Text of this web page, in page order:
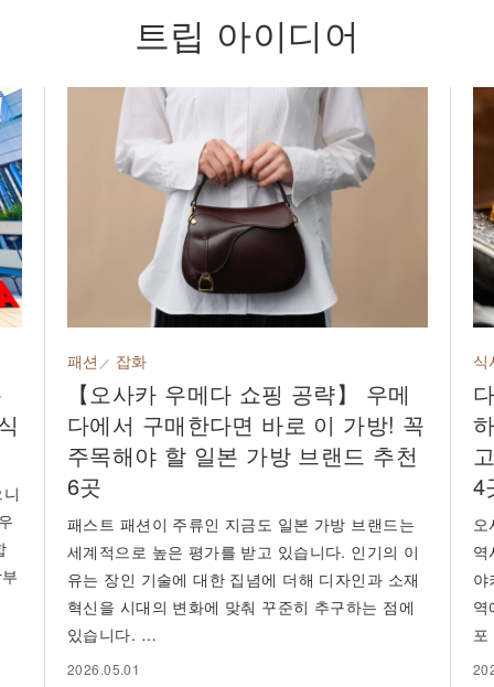
트립 아이디어
패션 잡화
【오사카 우메다 쇼핑 공략】 우메
다에서 구매한다면 바로 이 가방! 꼭
주목해야 할 일본 가방 브랜드 추천
6곳
패스트 패션이 주류인 지금도 일본 가방 브랜드는
세계적으로 높은 평가를 받고 있습니다. 인기의 이
유는 장인 기술에 대한 집념에 더해 디자인과 소재
혁신을 시대의 변화에 맞춰 꾸준히 추구하는 점에
있습니다. …
2026.05.01
식
4
역
야
역